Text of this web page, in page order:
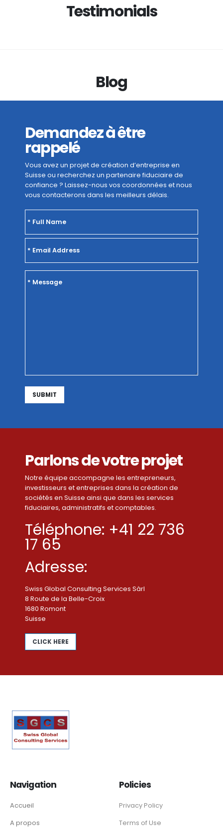
Testimonials
Blog
Demandez à être
rappelé
Vous avez un projet de création d’entreprise en
Suisse ou recherchez un partenaire fiduciaire de
confiance ? Laissez-nous vos coordonnées et nous
vous contacterons dans les meilleurs délais.
Parlons de votre projet
Notre équipe accompagne les entrepreneurs,
investisseurs et entreprises dans la création de
sociétés en Suisse ainsi que dans les services
fiduciaires, administratifs et comptables.
Téléphone: +41 22 736
17 65
Adresse:
Swiss Global Consulting Services Sàrl
8 Route de la Belle-Croix
1680 Romont
Suisse
CLICK HERE
Navigation
Accueil
A propos
Policies
Privacy Policy
Terms of Use